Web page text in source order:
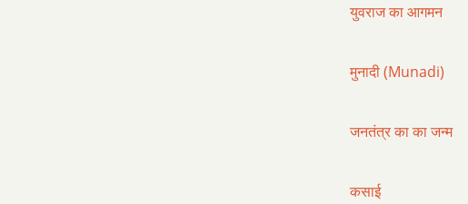
युवराज का आगमन
मुनादी (Munadi)
जनतंत्र का का जन्म
कसाई